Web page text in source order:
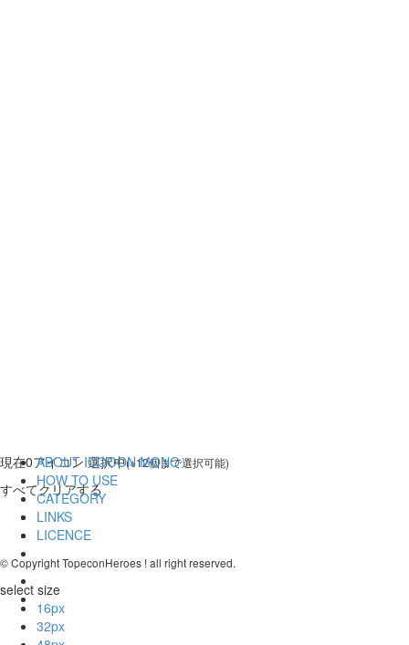
現在0アイコン 選択中(※12個まで選択可能)
すべてクリアする
select size
16px
32px
ABOUT ICOOON MONO
HOW TO USE
CATEGORY
LINKS
LICENCE
© Copyright TopeconHeroes ! all right reserved.